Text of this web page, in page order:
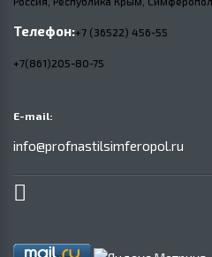
Телефон:+7 (36522) 456-55
+7(861)205-80-75
E-mail:
info@profnastilsimferopol.ru